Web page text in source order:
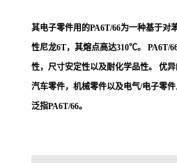
其电子零件用的PA6T/66为一种基于对
性尼龙6T，其熔点高达310℃。 PA6T/
性，尺寸安定性以及耐化学品性。 优
汽车零件，机械零件以及电气/电子零
泛指PA6T/66。